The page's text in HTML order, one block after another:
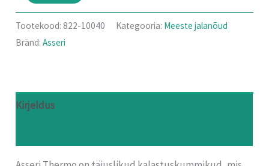
Tootekood:822-10040 Kategooria: Meeste jalanõud
Bränd:Asseri
Kirjeldus